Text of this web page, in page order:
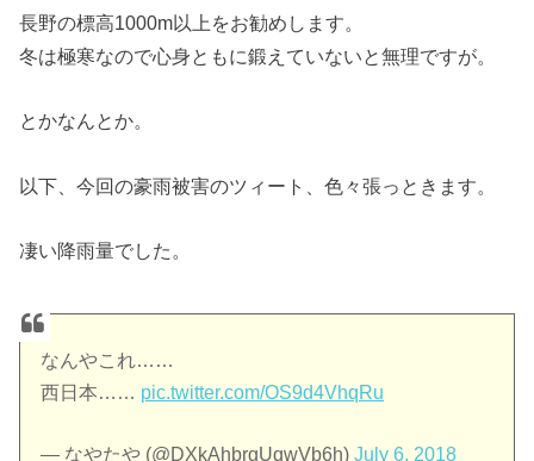
長野の標高1000m以上をお勧めします。
冬は極寒なので心身ともに鍛えていないと無理ですが。
とかなんとか。
以下、今回の豪雨被害のツィート、色々張っときます。
凄い降雨量でした。
なんやこれ……
西日本…… pic.twitter.com/OS9d4VhqRu
— なやたや (@DXkAhbrgUqwVb6h)July 6, 2018